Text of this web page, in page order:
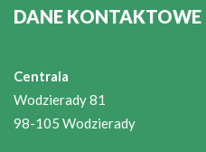
DANE KONTAKTOWE
Centrala
Wodzierady 81
98-105 Wodzierady